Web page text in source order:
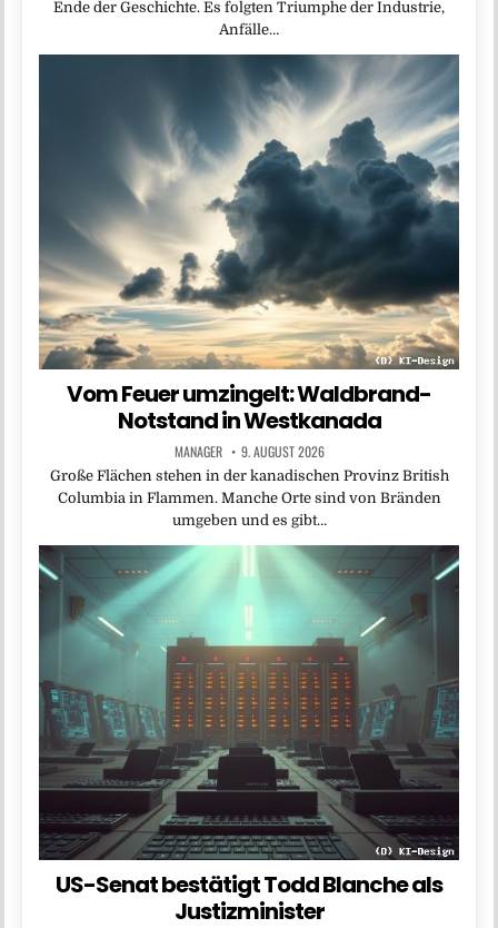
Ende der Geschichte. Es folgten Triumphe der Industrie,
Anfälle…
Vom Feuer umzingelt: Waldbrand-
Notstand in Westkanada
MANAGER 9. AUGUST 2026
Große Flächen stehen in der kanadischen Provinz British
Columbia in Flammen. Manche Orte sind von Bränden
umgeben und es gibt…
US-Senat bestätigt Todd Blanche als
Justizminister